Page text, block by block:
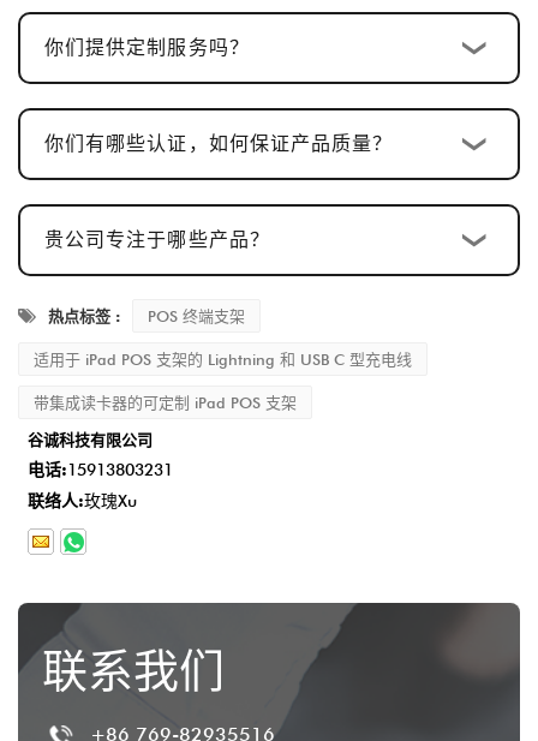
20 个工作日，确保每一个细节都符合标准。
发货及售后服务：生产完成后，交货时间通常为
2-5 个工作日，并且我们提供完善的售后服务，
以确保客户满意。
你们提供定制服务吗？
你们有哪些认证，如何保证产品质量？
贵公司专注于哪些产品？
热点标签 : POS 终端支架
适用于 iPad POS 支架的 Lightning 和 USB C 型充电线
带集成读卡器的可定制 iPad POS 支架
谷诚科技有限公司
电话:15913803231
联络人:玫瑰Xu
联系我们
+86 769-82935516